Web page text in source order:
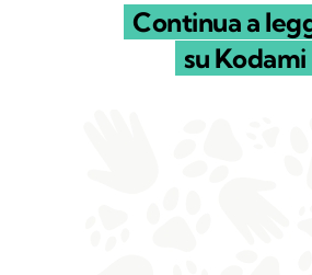
Continua a
su Kodami